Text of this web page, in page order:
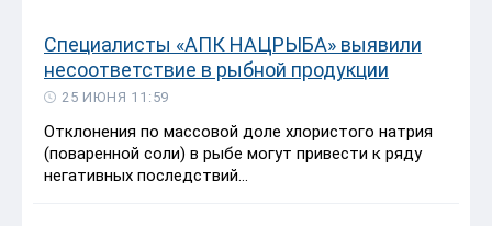
Специалисты «АПК НАЦРЫБА» выявили
несоответствие в рыбной продукции
25 ИЮНЯ 11:59
Отклонения по массовой доле хлористого натрия
(поваренной соли) в рыбе могут привести к ряду
негативных последствий...